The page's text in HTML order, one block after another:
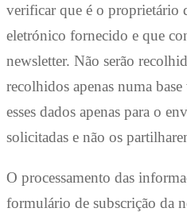
verificar que é o proprietário
eletrónico fornecido e que
newsletter. Não serão
recolhidos apenas numa
esses dados apenas para o
solicitadas e não os
O processamento das
formulário de subscrição da